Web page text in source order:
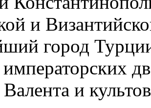
и
город
императорских
Валента и